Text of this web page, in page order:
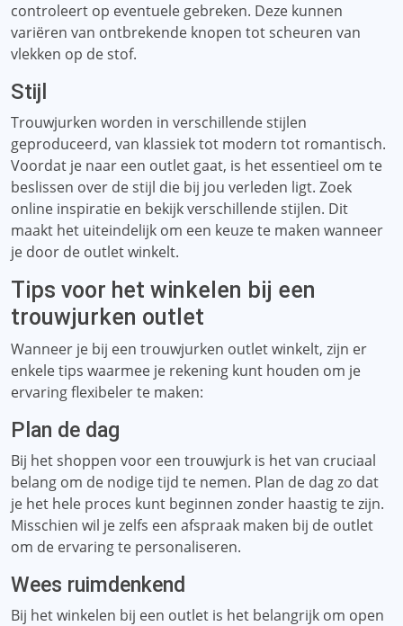
controleert op eventuele gebreken. Deze kunnen
variëren van ontbrekende knopen tot scheuren van
vlekken op de stof.
Stijl
Trouwjurken worden in verschillende stijlen
geproduceerd, van klassiek tot modern tot romantisch.
Voordat je naar een outlet gaat, is het essentieel om te
beslissen over de stijl die bij jou verleden ligt. Zoek
online inspiratie en bekijk verschillende stijlen. Dit
maakt het uiteindelijk om een ​​keuze te maken wanneer
je door de outlet winkelt.
Tips voor het winkelen bij een
trouwjurken outlet
Wanneer je bij een trouwjurken outlet winkelt, zijn er
enkele tips waarmee je rekening kunt houden om je
ervaring flexibeler te maken:
Plan de dag
Bij het shoppen voor een trouwjurk is het van cruciaal
belang om de nodige tijd te nemen. Plan de dag zo dat
je het hele proces kunt beginnen zonder haastig te zijn.
Misschien wil je zelfs een afspraak maken bij de outlet
om de ervaring te personaliseren.
Wees ruimdenkend
Bij het winkelen bij een outlet is het belangrijk om open